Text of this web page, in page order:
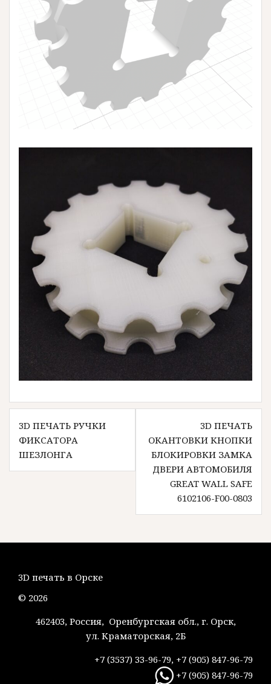
Навигация
по
записям
3D ПЕЧАТЬ РУЧКИ
ФИКСАТОРА
ШЕЗЛОНГА
3D ПЕЧАТЬ
ОКАНТОВКИ КНОПКИ
БЛОКИРОВКИ ЗАМКА
ДВЕРИ АВТОМОБИЛЯ
GREAT WALL SAFE
6102106-F00-0803
3D печать в Орске
© 2026
462403, Россия, Оренбургская обл., г. Орск,
ул. Краматорская, 2Б
+7 (3537) 33-96-79, +7 (905) 847-96-79
+7 (905) 847-96-79